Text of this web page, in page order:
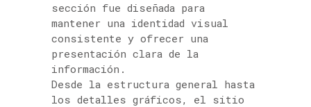
sección fue diseñada para
mantener una identidad visual
consistente y ofrecer una
presentación clara de la
información.
Desde la estructura general hasta
los detalles gráficos, el sitio